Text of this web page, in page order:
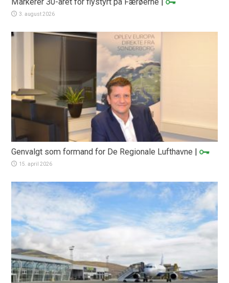
3. august 2026
Genvalgt som formand for De Regionale Lufthavne |
15. april 2026